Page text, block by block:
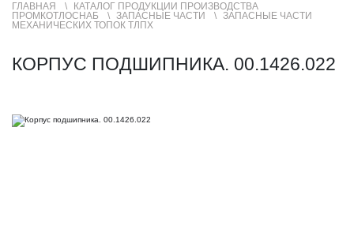
ГЛАВНАЯ
КАТАЛОГ ПРОДУКЦИИ ПРОИЗВОДСТВА
ПРОМКОТЛОСНАБ
ЗАПАСНЫЕ ЧАСТИ
ЗАПАСНЫЕ ЧАСТИ
МЕХАНИЧЕСКИХ ТОПОК ТЛПХ
КОРПУС ПОДШИПНИКА. 00.1426.022